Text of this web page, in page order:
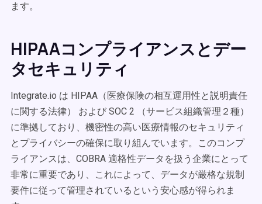
ます。
HIPAAコンプライアンスとデー
タセキュリティ
Integrate.io は HIPAA（医療保険の相互運用性と説明責任
に関する法律） および SOC 2 （サービス組織管理２種）
に準拠しており、機密性の高い医療情報のセキュリティ
とプライバシーの確保に取り組んでいます。このコンプ
ライアンスは、COBRA 適格性データを扱う企業にとって
非常に重要であり、これによって、データが厳格な規制
要件に従って管理されているという安心感が得られま